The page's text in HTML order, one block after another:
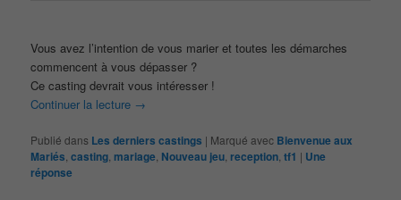
Vous avez l’intention de vous marier et toutes les démarches
commencent à vous dépasser ?
Ce casting devrait vous intéresser !
Continuer la lecture →
Publié dans Les derniers castings | Marqué avec Bienvenue aux
Mariés ,casting ,mariage Nouveau jeu reception ,tf1 | Une
réponse